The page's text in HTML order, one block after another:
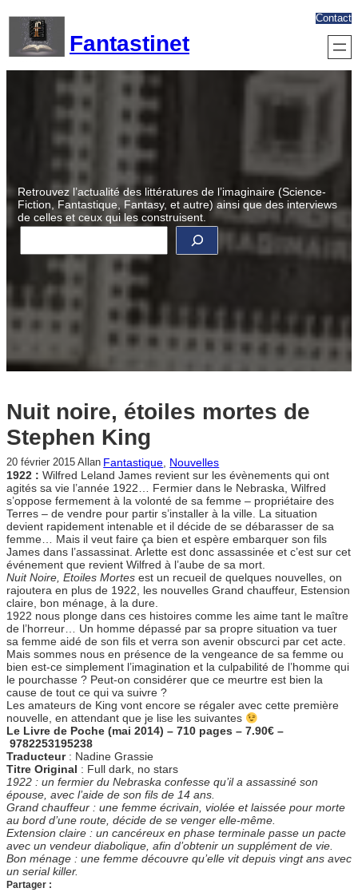
contenu
Fantastinet
Contact
Retrouvez l’actualité des littératures de l’imaginaire (Science-
Fiction, Fantastique, Fantasy, et autre) ainsi que des interviews
de celles et ceux qui les construisent.
R
c
c
h
e
Nuit noire, étoiles mortes de
Stephen King
20 février 2015 Allan Fantastique, Nouvelles
1922 : Wilfred Leland James revient sur les évènements qui ont
agités sa vie l’année 1922… Fermier dans le Nebraska, Wilfred
s’oppose fermement à la volonté de sa femme – propriétaire des
Terres – de vendre pour partir s’installer à la ville. La situation
devient rapidement intenable et il décide de se débarasser de sa
femme… Mais il veut faire ça bien et espère embarquer son fils
James dans l’assassinat. Arlette est donc assassinée et c’est sur cet
événement que revient Wilfred à l’aube de sa mort.
Nuit Noire, Etoiles Mortes est un recueil de quelques nouvelles, on
rajoutera en plus de 1922, les nouvelles Grand chauffeur, Estension
claire, bon ménage, à la dure.
1922 nous plonge dans ces histoires comme les aime tant le maître
de l’horreur… Un homme dépassé par sa propre situation va tuer
sa femme aidé de son fils et verra son avenir obscurci par cet acte.
Mais sommes nous en présence de la vengeance de sa femme ou
bien est-ce simplement l’imagination et la culpabilité de l’homme qui
le pourchasse ? Peut-on considérer que ce meurtre est bien la
cause de tout ce qui va suivre ?
Les amateurs de King vont encore se régaler avec cette première
nouvelle, en attendant que je lise les suivantes
Le Livre de Poche (mai 2014) – 710 pages – 7.90€ –
9782253195238
Traducteur: Nadine Grassie
Titre Original : Full dark, no stars
1922 : un fermier du Nebraska confesse qu’il a assassiné son
épouse, avec l’aide de son fils de 14 ans.
Grand chauffeur : une femme écrivain, violée et laissée pour morte
au bord d’une route, décide de se venger elle-même.
Extension claire : un cancéreux en phase terminale passe un pacte
avec un vendeur diabolique, afin d’obtenir un supplément de vie.
Bon ménage : une femme découvre qu’elle vit depuis vingt ans avec
un serial killer.
Partager :